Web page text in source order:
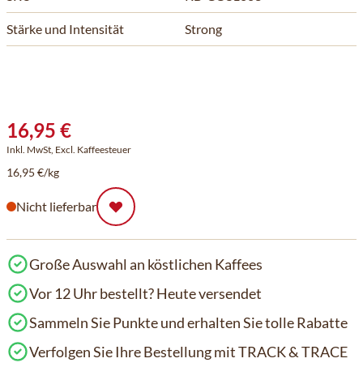
Stärke und Intensität Strong
16,95 €
Inkl. MwSt, Excl. Kaffeesteuer
16,95 €/kg
Nicht lieferbar
Große Auswahl an köstlichen Kaffees
Vor 12 Uhr bestellt? Heute versendet
Sammeln Sie Punkte und erhalten Sie tolle Rabatte
Verfolgen Sie Ihre Bestellung mit TRACK & TRACE